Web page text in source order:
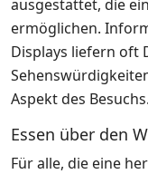
ausgestattet, die
ermöglichen.
Displays liefern oft
Aspekt des Besuchs.
Essen über den
Für alle, die eine